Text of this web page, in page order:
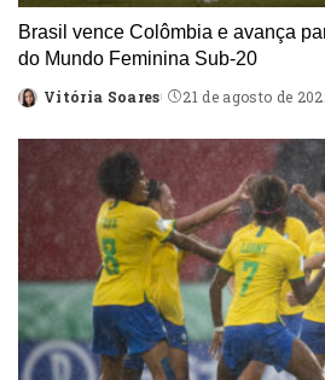
Brasil vence Colômbia e avança
do Mundo Feminina Sub-20
Posted
Vitória Soares 21 de agosto de